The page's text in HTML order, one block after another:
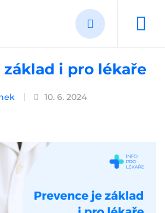
základ i pro lékaře
10. 6. 2024